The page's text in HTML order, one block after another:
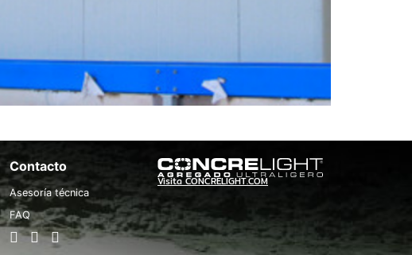
Contacto
Asesoría técnica
FAQ
Visita CONCRELIGHT.COM